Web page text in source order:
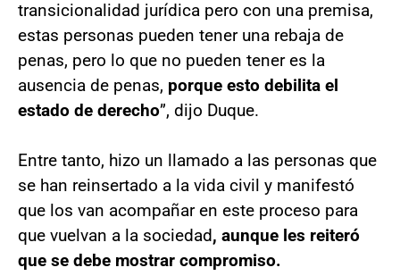
transicionalidad jurídica pero con una premisa,
estas personas pueden tener una rebaja de
penas, pero lo que no pueden tener es la
ausencia de penas, porque esto debilita el
estado de derecho”, dijo Duque.
Entre tanto, hizo un llamado a las personas que
se han reinsertado a la vida civil y manifestó
que los van acompañar en este proceso para
que vuelvan a la sociedad, aunque les reiteró
que se debe mostrar compromiso.